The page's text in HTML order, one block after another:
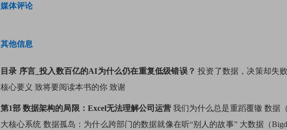
媒体评论
其他信息
目录 序言_投入数百亿的AI为什么仍在重复低级错误？ 投资了数据，决策却失
核心要义 致将要阅读本书的你 致谢
第1部 数据架构的局限：Excel无法理解公司运营 我们为什么总是重蹈覆辙 数据
大核心系统 数据孤岛：为什么跨部门的数据就像在听“别人的故事” 大数据（